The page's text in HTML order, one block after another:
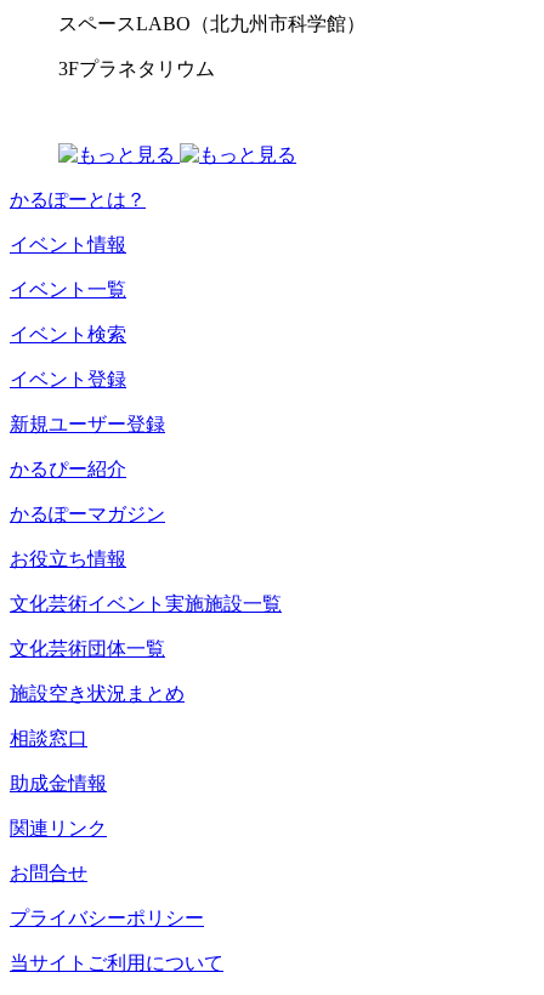
スペースLABO（北九州市科学館）
3Fプラネタリウム
かるぽーとは？
イベント情報
イベント一覧
イベント検索
イベント登録
新規ユーザー登録
かるぴー紹介
かるぽーマガジン
お役立ち情報
文化芸術イベント実施施設一覧
文化芸術団体一覧
施設空き状況まとめ
相談窓口
助成金情報
関連リンク
お問合せ
プライバシーポリシー
当サイトご利用について